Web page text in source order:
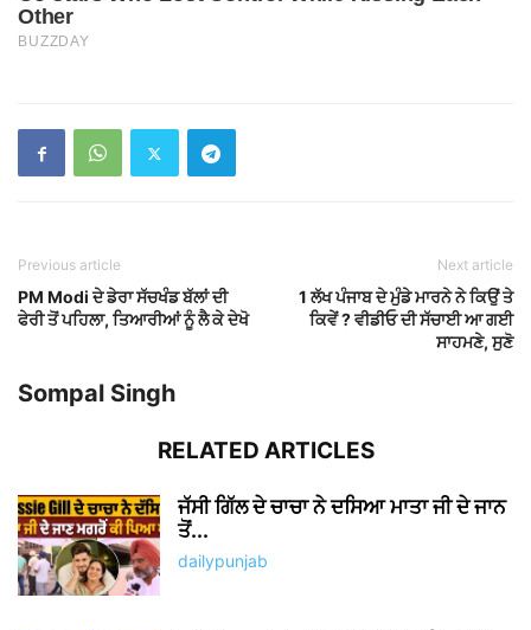
Previous article
PM Modi ਦੇ ਡੇਰਾ ਸੱਚਖੰਡ ਬੱਲਾਂ ਦੀ
ਫੇਰੀ ਤੋਂ ਪਹਿਲਾ, ਤਿਆਰੀਆਂ ਨੂੰ ਲੈ ਕੇ ਦੇਖੋ
Next article
1 ਲੱਖ ਪੰਜਾਬ ਦੇ ਮੁੰਡੇ ਮਾਰਨੇ ਨੇ ਕਿਉਂ ਤੇ
ਕਿਵੇਂ ? ਵੀਡੀਓ ਦੀ ਸੱਚਾਈ ਆ ਗਈ
ਸਾਹਮਣੇ, ਸੁਣੋ
Sompal Singh
RELATED ARTICLES
ਜੱਸੀ ਗਿੱਲ ਦੇ ਚਾਚਾ ਨੇ ਦਸਿਆ ਮਾਤਾ ਜੀ ਦੇ ਜਾਨ
ਤੋਂ...
dailypunjab